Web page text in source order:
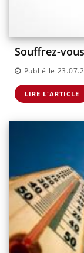
Souffrez-
Publié le
LIRE L'ARTICLE